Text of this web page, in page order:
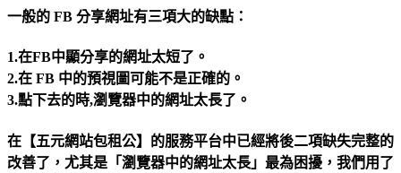
一般的 FB 分享網址有三項大的缺點：
1.在FB中顯分享的網址太短了。
2.在 FB 中的預視圖可能不是正確的。
3.點下去的時,瀏覽器中的網址太長了。
在【五元網站包租公】的服務平台中已經將後二項缺失完整的
改善了，尤其是「瀏覽器中的網址太長」最為困擾，我們用了